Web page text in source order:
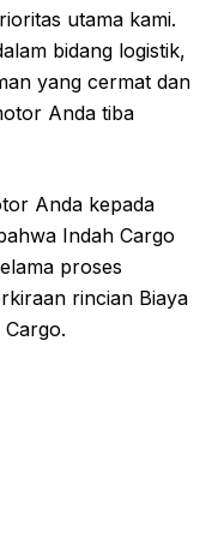
utama kami.
bidang logistik,
yang cermat dan
Anda tiba
Anda kepada
Indah Cargo
proses
rincian Biaya